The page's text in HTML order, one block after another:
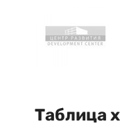
Таблица